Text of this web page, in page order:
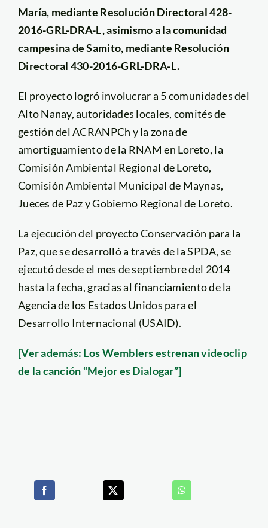
María, mediante Resolución Directoral 428-
2016-GRL-DRA-L, asimismo a la comunidad
campesina de Samito, mediante Resolución
Directoral 430-2016-GRL-DRA-L.
El proyecto logró involucrar a 5 comunidades del
Alto Nanay, autoridades locales, comités de
gestión del ACRANPCh y la zona de
amortiguamiento de la RNAM en Loreto, la
Comisión Ambiental Regional de Loreto,
Comisión Ambiental Municipal de Maynas,
Jueces de Paz y Gobierno Regional de Loreto.
La ejecución del proyecto Conservación para la
Paz, que se desarrolló a través de la SPDA, se
ejecutó desde el mes de septiembre del 2014
hasta la fecha, gracias al financiamiento de la
Agencia de los Estados Unidos para el
Desarrollo Internacional (USAID).
[Ver además: Los Wemblers estrenan videoclip
de la canción “Mejor es Dialogar”]